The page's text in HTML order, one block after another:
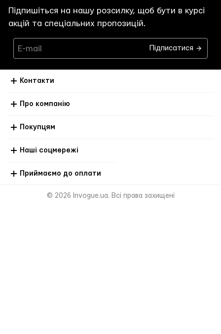
Підпишіться на нашу розсилку, щоб бути в курсі
акцій та спеціальних пропозицій.
Підписатися
Контакти
Про компанію
Покупцям
Наші соцмережі
Приймаємо до оплати
© 2026 Invogue.ua. Всі права захищені